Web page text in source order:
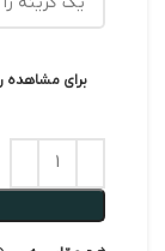
برای مشاهده